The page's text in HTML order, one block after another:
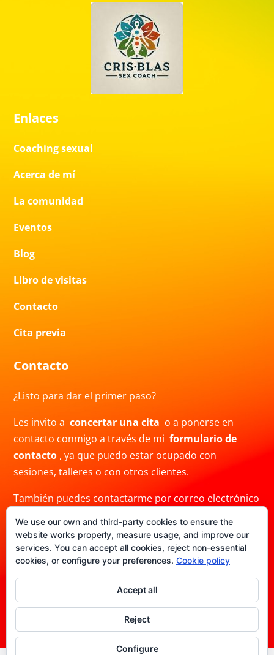
Enlaces
Coaching sexual
Acerca de mí
La comunidad
Eventos
Blog
Libro de visitas
Contacto
Cita previa
Contacto
¿Listo para dar el primer paso?
Les invito aconcertar una cita o a ponerse en
contacto conmigo a través de miformulario de
contacto , ya que puedo estar ocupado con
sesiones, talleres o con otros clientes.
También puedes contactarme por correo electrónico
+34691480780. Ten en cuenta que mi respuesta
puede demorar.
Politica de Privacidad|Aviso legal|Politica de
Términos y condiciones
We use our own and third-party cookies to ensure the
website works properly, measure usage, and improve our
services. You can accept all cookies, reject non-essential
cookies, or configure your preferences. Cookie policy
Accept all
Reject
Configure